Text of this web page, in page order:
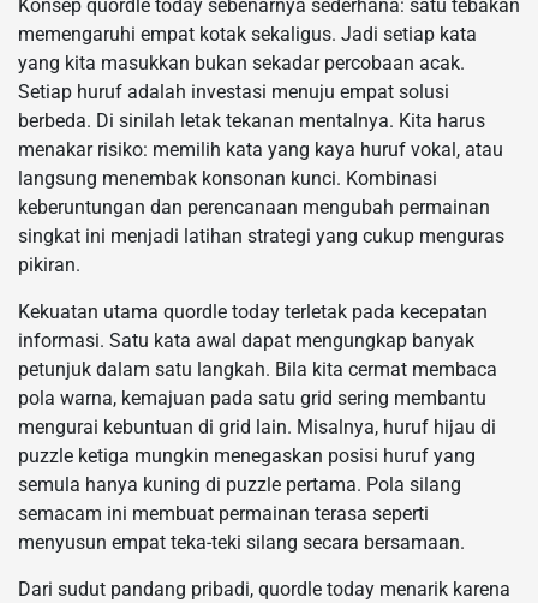
Konsep quordle today sebenarnya sederhana: satu tebakan
memengaruhi empat kotak sekaligus. Jadi setiap kata
yang kita masukkan bukan sekadar percobaan acak.
Setiap huruf adalah investasi menuju empat solusi
berbeda. Di sinilah letak tekanan mentalnya. Kita harus
menakar risiko: memilih kata yang kaya huruf vokal, atau
langsung menembak konsonan kunci. Kombinasi
keberuntungan dan perencanaan mengubah permainan
singkat ini menjadi latihan strategi yang cukup menguras
pikiran.
Kekuatan utama quordle today terletak pada kecepatan
informasi. Satu kata awal dapat mengungkap banyak
petunjuk dalam satu langkah. Bila kita cermat membaca
pola warna, kemajuan pada satu grid sering membantu
mengurai kebuntuan di grid lain. Misalnya, huruf hijau di
puzzle ketiga mungkin menegaskan posisi huruf yang
semula hanya kuning di puzzle pertama. Pola silang
semacam ini membuat permainan terasa seperti
menyusun empat teka-teki silang secara bersamaan.
Dari sudut pandang pribadi, quordle today menarik karena